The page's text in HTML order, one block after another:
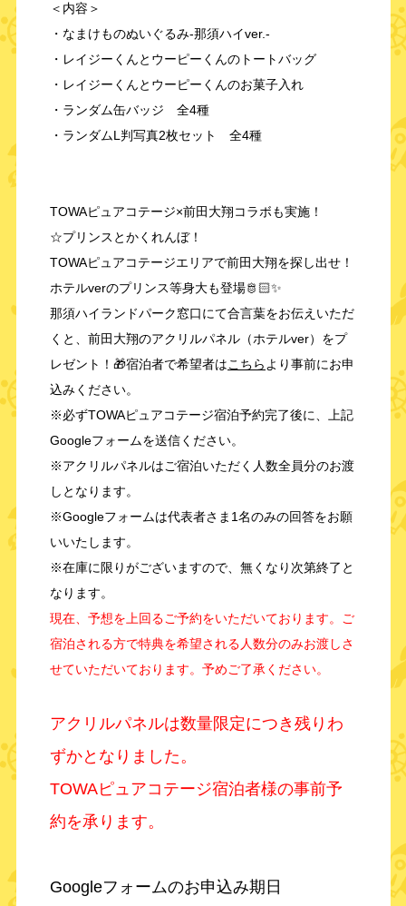
＜内容＞
・なまけものぬいぐるみ-那須ハイver.-
・レイジーくんとウーピーくんのトートバッグ
・レイジーくんとウーピーくんのお菓子入れ
・ランダム缶バッジ 全4種
・ランダムL判写真2枚セット 全4種
TOWAピュアコテージ×前田大翔コラボも実施！
☆プリンスとかくれんぼ！
TOWAピュアコテージエリアで前田大翔を探し出せ！
ホテルverのプリンス等身大も登場🫅🏻✨
那須ハイランドパーク窓口にて合言葉をお伝えいただ
くと、前田大翔のアクリルパネル（ホテルver）をプ
レゼント！🎁宿泊者で希望者はこちら より事前にお申
込みください。
※必ずTOWAピュアコテージ宿泊予約完了後に、上記
Googleフォームを送信ください。
※アクリルパネルはご宿泊いただく人数全員分のお渡
しとなります。
※Googleフォームは代表者さま1名のみの回答をお願
いいたします。
※在庫に限りがございますので、無くなり次第終了と
なります。
現在、予想を上回るご予約をいただいております。ご
宿泊される方で特典を希望される人数分のみお渡しさ
せていただいております。予めご了承ください。
アクリルパネルは数量限定につき残りわ
ずかとなりました。
TOWAピュアコテージ宿泊者様の事前予
約を承ります。
Googleフォームのお申込み期日